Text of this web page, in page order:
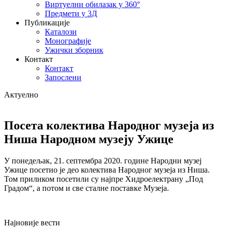
Виртуелни обилазак у 360°
Предмети у 3Д
Публикације
Каталози
Монографије
Ужички зборник
Контакт
Контакт
Запослени
Актуелно
Посета колектива Народног музеја из
Ниша Народном музеју Ужице
У понедељак, 21. септембра 2020. године Народни музеј
Ужице посетио је део колектива Народног музеја из Ниша.
Том приликом посетили су најпре Хидроелектрану „Под
Градом“, а потом и све сталне поставке Музеја.
Најновије вести